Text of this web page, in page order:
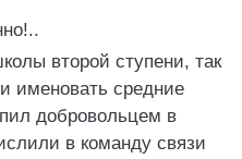
второй ступени, так
именовать средние
добровольцем в
в команду связи